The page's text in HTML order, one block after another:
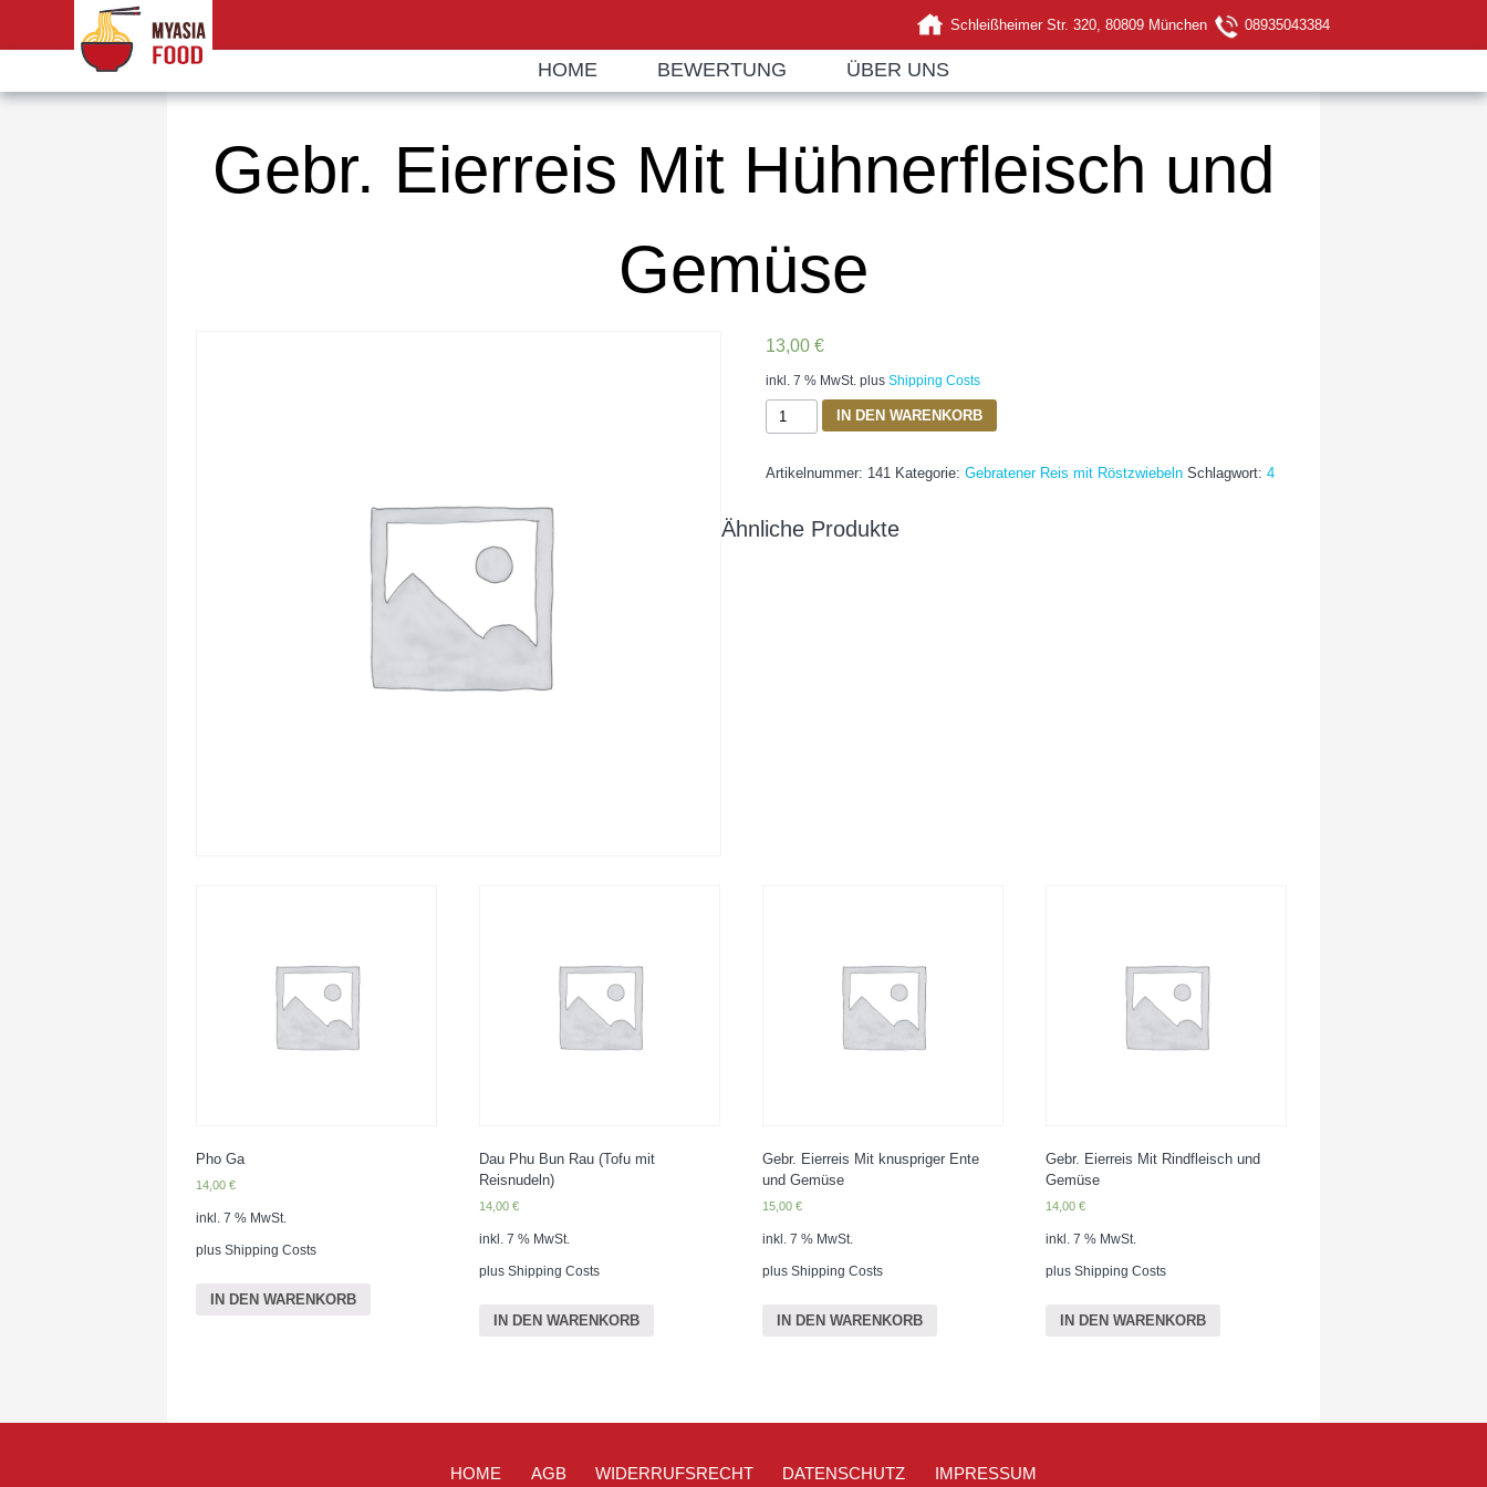
Schleißheimer Str. 320, 80809 München 08935043384
HOME BEWERTUNG ÜBER UNS
Gebr. Eierreis Mit Hühnerfleisch und
Gemüse
13,00 €
inkl. 7 % MwSt. plus Shipping Costs
Gebr.
Eierreis
Hühnerfleisch
Gemüse
Menge
IN DEN WARENKORB
Artikelnummer: 141 Kategorie: Gebratener Reis mit Röstzwiebeln Schlagwort: 4
Ähnliche Produkte
Pho Ga
14,00 €
inkl. 7 % MwSt.
plus Shipping Costs
IN DEN WARENKORB
Dau Phu Bun Rau (Tofu mit
Reisnudeln)
14,00 €
inkl. 7 % MwSt.
plus Shipping Costs
IN DEN WARENKORB
Gebr. Eierreis Mit knuspriger Ente
und Gemüse
15,00 €
inkl. 7 % MwSt.
plus Shipping Costs
IN DEN WARENKORB
Gebr. Eierreis Mit Rindfleisch und
Gemüse
14,00 €
inkl. 7 % MwSt.
plus Shipping Costs
IN DEN WARENKORB
HOME AGB WIDERRUFSRECHT DATENSCHUTZ IMPRESSUM